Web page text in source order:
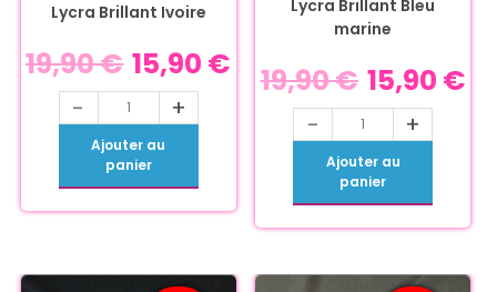
Lycra Brillant Ivoire
19,90€ 15,90 €
- +
Ajouter au
panier
Lycra Brillant Bleu
marine
19,90€ 15,90 €
- +
Ajouter au
panier